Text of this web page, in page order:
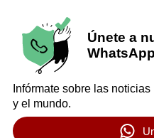
Únete a
WhatsApp
Infórmate sobre las
y el mundo.